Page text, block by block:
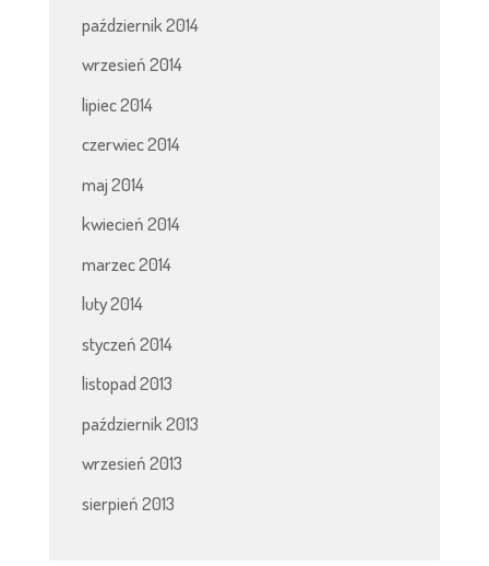
październik 2014
wrzesień 2014
lipiec 2014
czerwiec 2014
maj 2014
kwiecień 2014
marzec 2014
luty 2014
styczeń 2014
listopad 2013
październik 2013
wrzesień 2013
sierpień 2013